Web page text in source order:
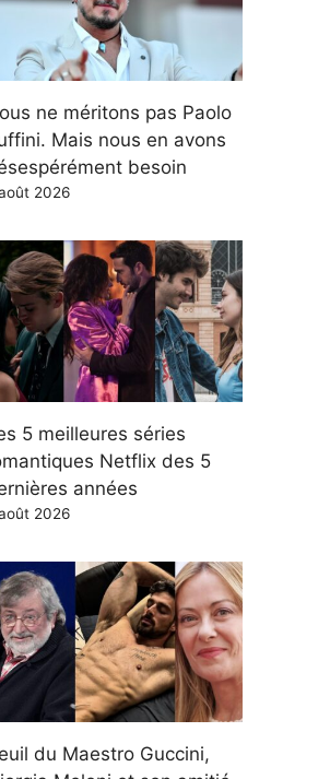
ne méritons pas Paolo
Mais nous en avons
besoin
2026
5 meilleures séries
Netflix des 5
années
2026
du Maestro Guccini,